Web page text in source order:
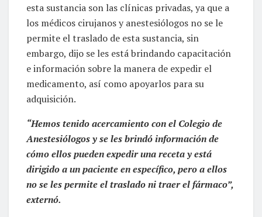
esta sustancia son las clínicas privadas, ya que a
los médicos cirujanos y anestesiólogos no se le
permite el traslado de esta sustancia, sin
embargo, dijo se les está brindando capacitación
e información sobre la manera de expedir el
medicamento, así como apoyarlos para su
adquisición.
“Hemos tenido acercamiento con el Colegio de
Anestesiólogos y se les brindó información de
cómo ellos pueden expedir una receta y está
dirigido a un paciente en específico, pero a ellos
no se les permite el traslado ni traer el fármaco”,
externó.